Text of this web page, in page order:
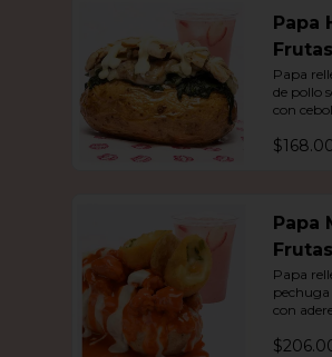
Papa
Papa
de pollo
con
del día.
Papa
Papa
pechuga
con
dedo
Con